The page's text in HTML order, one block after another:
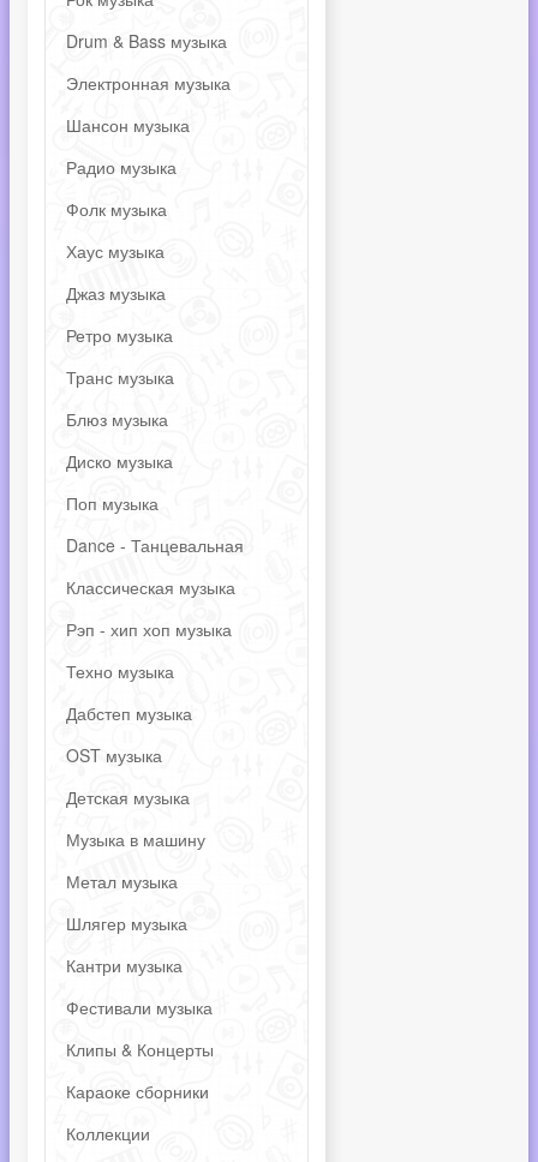
Drum & Bass музыка
Электронная музыка
Шансон музыка
Радио музыка
Фолк музыка
Хаус музыка
Джаз музыка
Ретро музыка
Транс музыка
Блюз музыка
Диско музыка
Поп музыка
Dance - Танцевальная
Классическая музыка
Рэп - хип хоп музыка
Техно музыка
Дабстеп музыка
OST музыка
Детская музыка
Музыка в машину
Метал музыка
Шлягер музыка
Кантри музыка
Фестивали музыка
Клипы & Концерты
Караоке сборники
Коллекции